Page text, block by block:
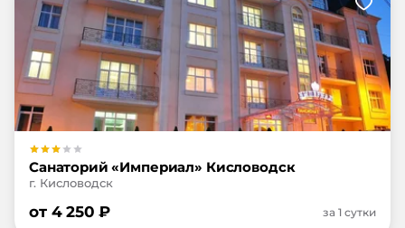
Санаторий «Империал» Кисловодск
г. Кисловодск
от 4 250 ₽ за 1 сутки